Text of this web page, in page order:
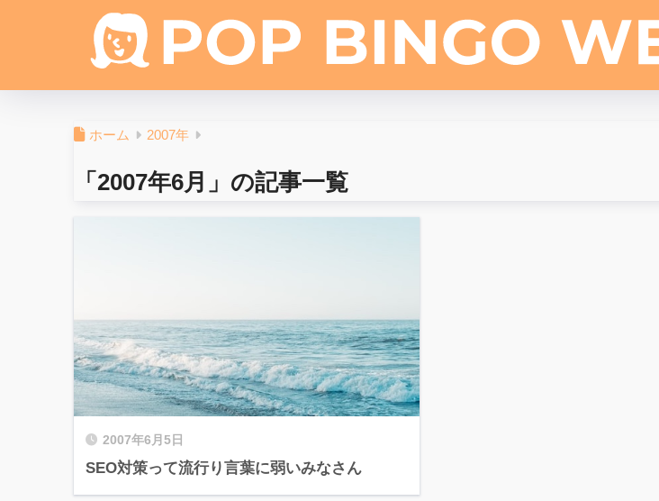
ホーム 2007年
「2007年6月」の記事一覧
2007年6月5日
SEO対策って流行り言葉に弱いみなさん